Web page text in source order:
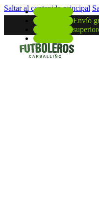
Saltar al contenido principal
Envío